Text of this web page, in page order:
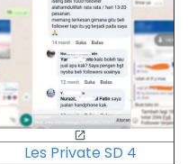
Les Private SD 4